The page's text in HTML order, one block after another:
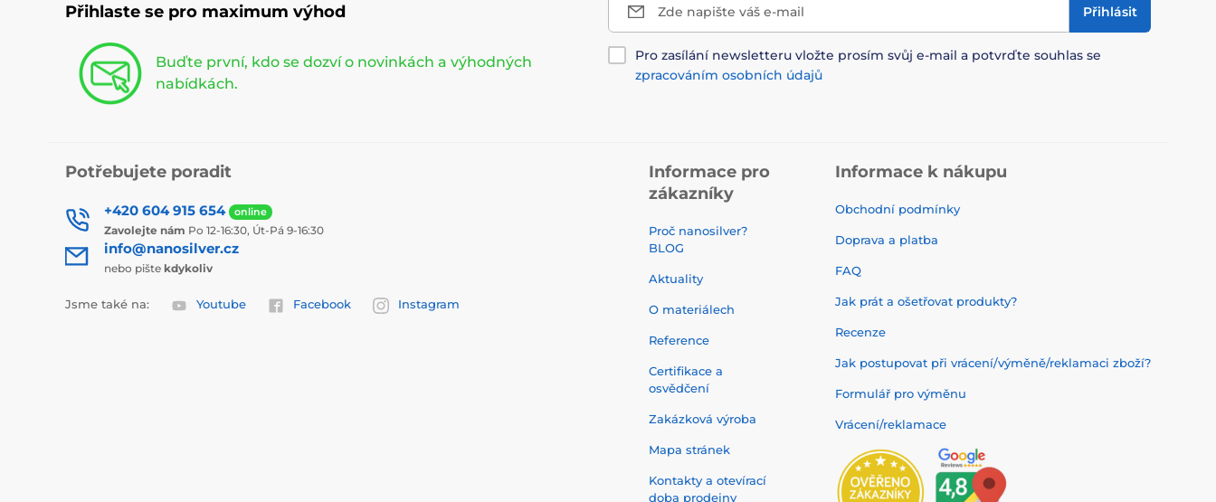
Přihlaste se pro maximum výhod
Buďte první, kdo se dozví o novinkách a výhodných
nabídkách.
Zde napište váš e-mail Přihlásit
Pro zasílání newsletteru vložte prosím svůj e-mail a potvrďte souhlas se
zpracováním osobních údajů
Potřebujete poradit
+420 604 915 654 online
Zavolejte nám Po 12-16:30, Út-Pá 9-16:30
info@nanosilver.cz
nebo pište kdykoliv
Jsme také na: Youtube Facebook Instagram
Informace pro
zákazníky
Proč nanosilver?
BLOG
Aktuality
O materiálech
Reference
Certifikace a
osvědčení
Zakázková výroba
Mapa stránek
Kontakty a otevírací
doba prodejny
Informace k nákupu
Obchodní podmínky
Doprava a platba
FAQ
Jak prát a ošetřovat produkty?
Recenze
Jak postupovat při vrácení/výměně/reklamaci zboží?
Formulář pro výměnu
Vrácení/reklamace